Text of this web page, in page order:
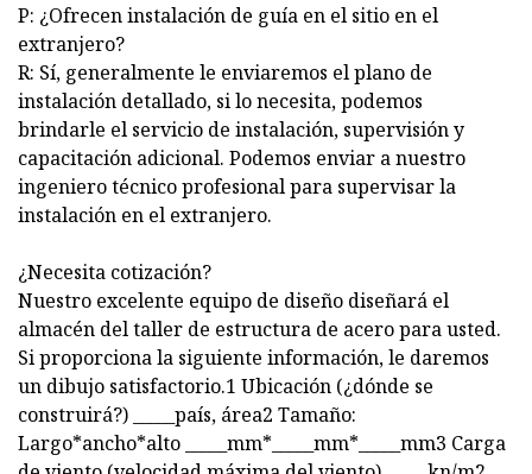
P: ¿Ofrecen instalación de guía en el sitio en el
extranjero?
R: Sí, generalmente le enviaremos el plano de
instalación detallado, si lo necesita, podemos
brindarle el servicio de instalación, supervisión y
capacitación adicional. Podemos enviar a nuestro
ingeniero técnico profesional para supervisar la
instalación en el extranjero.
¿Necesita cotización?
Nuestro excelente equipo de diseño diseñará el
almacén del taller de estructura de acero para usted.
Si proporciona la siguiente información, le daremos
un dibujo satisfactorio.1 Ubicación (¿dónde se
construirá?) _____país, área2 Tamaño:
Largo*ancho*alto _____mm*_____mm*_____mm3 Carga